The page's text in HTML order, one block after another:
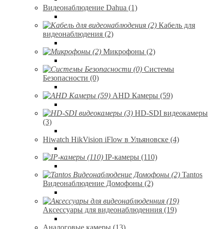
Видеонаблюдение Dahua (1)
Кабель для
видеонаблюдения (2)
Микрофоны (2)
Системы
Безопасности (0)
AHD Камеры (59)
HD-SDI видеокамеры
(3)
Hiwatch HikVision iFlow в Ульяновске (4)
IP-камеры (110)
Tantos
Видеонаблюдение Домофоны (2)
Аксессуары для видеонаблюденния (19)
Аналоговые камеры (13)